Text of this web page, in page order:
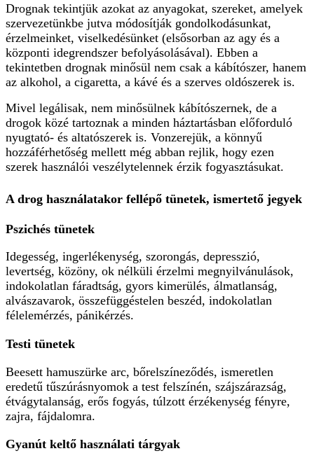
Drognak tekintjük azokat az anyagokat, szereket, amelyek
szervezetünkbe jutva módosítják gondolkodásunkat,
érzelmeinket, viselkedésünket (elsősorban az agy és a
központi idegrendszer befolyásolásával). Ebben a
tekintetben drognak minősül nem csak a kábítószer, hanem
az alkohol, a cigaretta, a kávé és a szerves oldószerek is.
Mivel legálisak, nem minősülnek kábítószernek, de a
drogok közé tartoznak a minden háztartásban előforduló
nyugtató- és altatószerek is. Vonzerejük, a könnyű
hozzáférhetőség mellett még abban rejlik, hogy ezen
szerek használói veszélytelennek érzik fogyasztásukat.
A drog használatakor fellépő tünetek, ismertető jegyek
Pszichés tünetek
Idegesség, ingerlékenység, szorongás, depresszió,
levertség, közöny, ok nélküli érzelmi megnyilvánulások,
indokolatlan fáradtság, gyors kimerülés, álmatlanság,
alvászavarok, összefüggéstelen beszéd, indokolatlan
félelemérzés, pánikérzés.
Testi tünetek
Beesett hamuszürke arc, bőrelszíneződés, ismeretlen
eredetű tűszúrásnyomok a test felszínén, szájszárazság,
étvágytalanság, erős fogyás, túlzott érzékenység fényre,
zajra, fájdalomra.
Gyanút keltő használati tárgyak